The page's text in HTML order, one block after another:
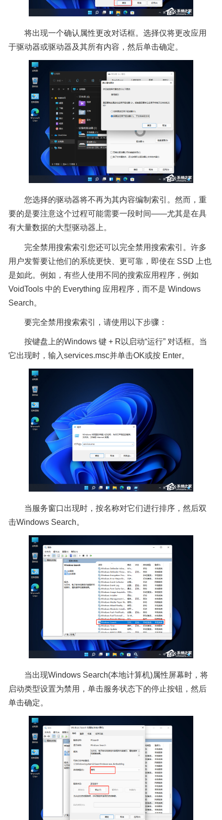
将出现一个确认属性更改对话框。选择仅将更改应用
于驱动器或驱动器及其所有内容，然后单击确定。
您选择的驱动器将不再为其内容编制索引。然而，重
要的是要注意这个过程可能需要一段时间——尤其是在具
有大量数据的大型驱动器上。
完全禁用搜索索引您还可以完全禁用搜索索引。许多
用户发誓要让他们的系统更快、更可靠，即使在 SSD 上也
是如此。例如，有些人使用不同的搜索应用程序，例如
VoidTools 中的 Everything 应用程序，而不是 Windows
Search。
要完全禁用搜索索引，请使用以下步骤：
按键盘上的Windows 键 + R以启动“运行” 对话框。当
它出现时，输入services.msc并单击OK或按 Enter。
当服务窗口出现时，按名称对它们进行排序，然后双
击Windows Search。
当出现Windows Search(本地计算机)属性屏幕时，将
启动类型设置为禁用，单击服务状态下的停止按钮，然后
单击确定。